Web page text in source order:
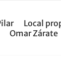
Local
Omar Zárate